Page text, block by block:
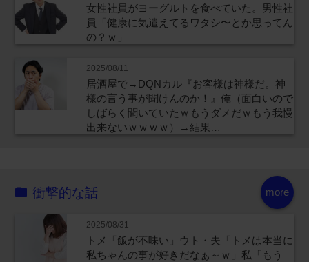
女性社員がヨーグルトを食べていた。男性社
員「健康に気遣えてるワタシ〜とか思ってん
の？ｗ」
2025/08/11
居酒屋で→DQNカル『お客様は神様だ。神
様の言う事が聞けんのか！』俺（面白いので
しばらく聞いていたｗもうダメだｗもう我慢
出来ないｗｗｗｗ）→結果…
more
衝撃的な話
2025/08/31
トメ「飯が不味い」ウト・夫「トメは本当に
私ちゃんの事が好きだなぁ～ｗ」私「もう